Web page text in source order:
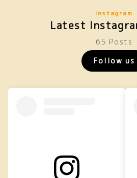
Instagram
Latest
65 Posts
Follow us